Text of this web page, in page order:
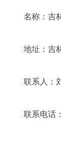
名称：吉林
地址：吉林
联系人：
联系电话：